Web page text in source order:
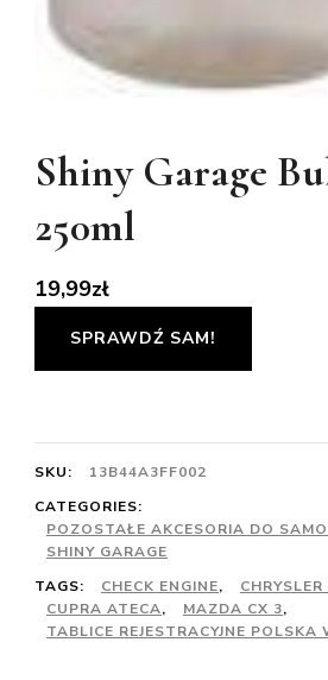
Shiny Garage
250ml
19,99zł
SPRAWDŹ SAM!
SKU:
13B44A3FF002
CATEGORIES:
POZOSTAŁE AKCESORIA DO
SHINY GARAGE
TAGS:
CHECK ENGINE,
CUPRA ATECA, MAZDA CX 3,
TABLICE REJESTRACYJNE POLSKA